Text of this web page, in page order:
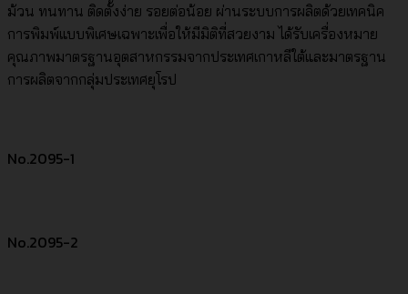
ม้วน ทนทาน ติดตั้งง่าย รอยต่อน้อย ผ่านระบบการผลิตด้วยเทคนิค
การพิมพ์แบบพิเศษเฉพาะเพื่อให้มีมิติที่สวยงาม ได้รับเครื่องหมาย
คุณภาพมาตรฐานอุตสาหกรรมจากประเทศเกาหลีใต้และมาตรฐาน
การผลิตจากกลุ่มประเทศยุโรป
No.2095-1
No.2095-2